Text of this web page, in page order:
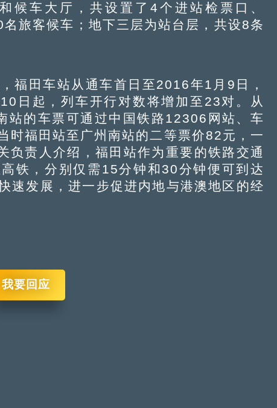
候车大厅，共设置了4个进站检票口、
旅客候车；地下三层为站台层，共设8条
田车站从通车首日至2016年1月9日，
日起，列车开行对数将增加至23对。从
站的车票可通过中国铁路12306网站、车
时福田站至广州南站的二等票价82元，一
负责人介绍，福田站作为重要的铁路交通
铁，分别仅需15分钟和30分钟便可到达
速发展，进一步促进内地与港澳地区的经
我要回应